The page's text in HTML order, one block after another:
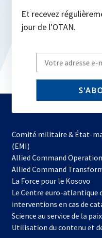
Et recevez
jour de l'OTAN.
Write
your
email
Comité militaire & État-
(EMI)
Allied Command
Allied Command
La Force pour le Kosovo
un
Le Centre euro-atlantique
interventions en cas de
Science au service de la
Utilisation du contenu et